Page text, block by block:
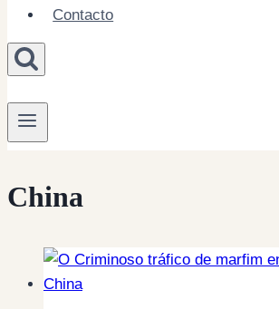
Contacto
China